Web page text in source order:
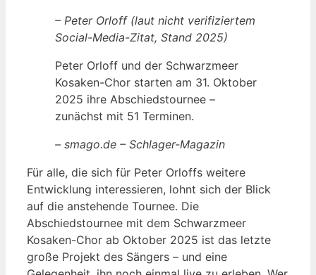
– Peter Orloff (laut nicht verifiziertem
Social-Media-Zitat, Stand 2025)
Peter Orloff und der Schwarzmeer
Kosaken-Chor starten am 31. Oktober
2025 ihre Abschiedstournee –
zunächst mit 51 Terminen.
– smago.de – Schlager-Magazin
Für alle, die sich für Peter Orloffs weitere
Entwicklung interessieren, lohnt sich der Blick
auf die anstehende Tournee. Die
Abschiedstournee mit dem Schwarzmeer
Kosaken-Chor ab Oktober 2025 ist das letzte
große Projekt des Sängers – und eine